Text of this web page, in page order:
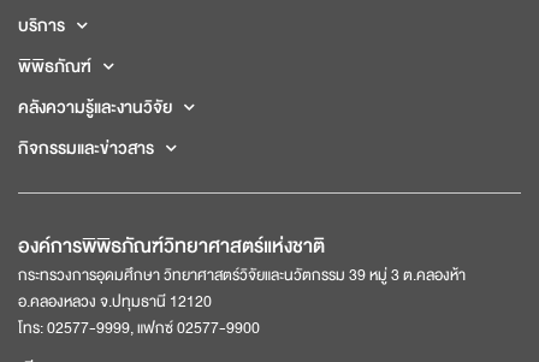
บริการ
พิพิธภัณฑ์
คลังความรู้และงานวิจัย
กิจกรรมและข่าวสาร
องค์การพิพิธภัณฑ์วิทยาศาสตร์แห่งชาติ
กระทรวงการอุดมศึกษา วิทยาศาสตร์วิจัยและนวัตกรรม 39 หมู่ 3 ต.คลองห้า
อ.คลองหลวง จ.ปทุมธานี 12120
โทร: 02577-9999, แฟกซ์ 02577-9900